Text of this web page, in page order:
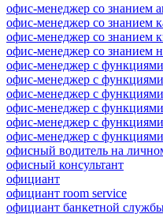
офис-менеджер со знанием
офис-менеджер со знанием
офис-менеджер со знанием
офис-менеджер со знанием
офис-менеджер с функциями
офис-менеджер с
офис-менеджер с
офис-менеджер с
офис-менеджер с функциями
офис-менеджер с
офисный водитель на
офисный консультант
официант
официант room service
официант банкетной